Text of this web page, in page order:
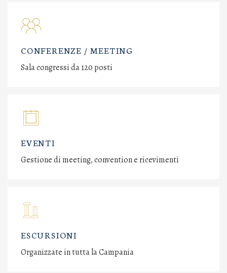
CONFERENZE / MEETING
Sala congressi da 120 posti
EVENTI
Gestione di meeting, convention e ricevimenti
ESCURSIONI
Organizzate in tutta la Campania